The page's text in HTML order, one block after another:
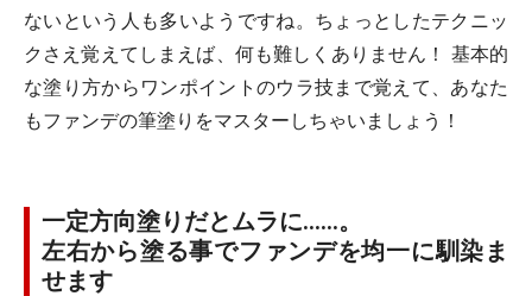
ないという人も多いようですね。ちょっとしたテクニッ
クさえ覚えてしまえば、何も難しくありません！ 基本的
な塗り方からワンポイントのウラ技まで覚えて、あなた
もファンデの筆塗りをマスターしちゃいましょう！
一定方向塗りだとムラに……。
左右から塗る事でファンデを均一に馴染ま
せます